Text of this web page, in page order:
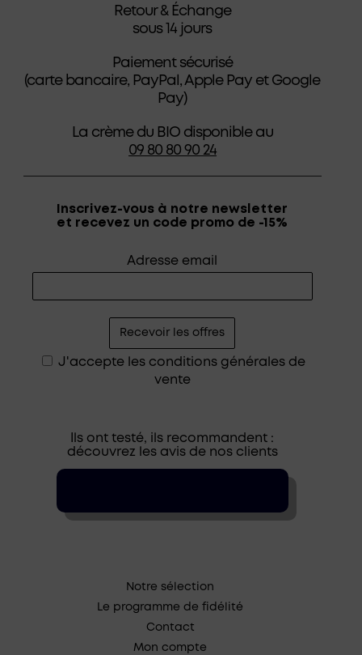
Retour & Échange
sous 14 jours
Paiement sécurisé
(carte bancaire, PayPal, Apple Pay et Google
Pay)
La crème du BIO disponible au
09 80 80 90 24
Inscrivez-vous à notre newsletter
et recevez un code promo de -15%
Adresse email
J'accepte les conditions générales de
vente
Ils ont testé, ils recommandent :
découvrez les avis de nos clients
Notre sélection
Le programme de fidélité
Contact
Mon compte